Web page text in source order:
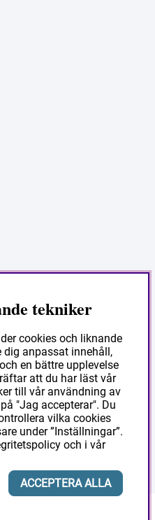
tekniker
cookies och liknande
anpassat innehåll,
en bättre upplevelse
att du har läst vår
till vår användning av
"Jag accepterar". Du
vilka cookies
under ”Inställningar”.
och i vår
ACCEPTERA ALLA